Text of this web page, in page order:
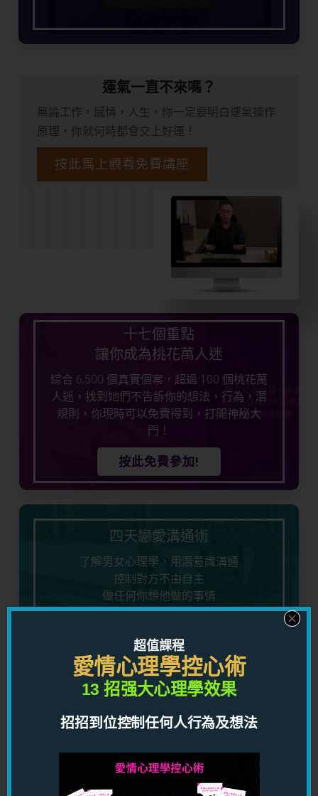
運氣一直不來嗎？
無論工作，感情，人生，你一定要明白運氣操作
原理，你就何時都會交上好運！
按此馬上觀看免費講座
十七個重點
讓你成為桃花萬人迷
綜合 6,500 個真實個案，超過 100 個桃花萬
人迷，找到她們不告訴你的想法，行為，潛
規則，你現時可以免費得到，打開神秘大
門！
按此免費參加!
四天戀愛溝通術
了解男女心理學，用潛意識溝通
控制對方不由自主
做任何你想他做的事情
五天看穿男人心
了解男人心理，知道男人想法，對你的感情有莫大
立即免費參加!
超值課程
愛情心理學控心術
13 招强大心理學效果
招招到位控制任何人行為及想法